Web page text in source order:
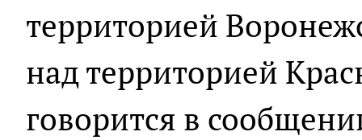
территорией
над территорией
говорится в